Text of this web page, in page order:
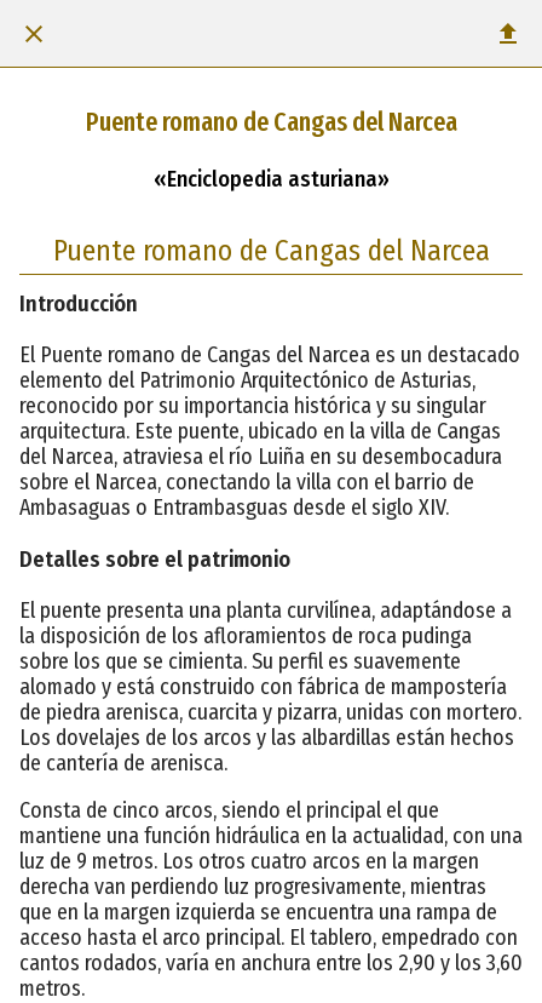
Puente romano de Cangas del Narcea
«Enciclopedia asturiana»
Puente romano de Cangas del Narcea
Introducción
El Puente romano de Cangas del Narcea es un destacado
elemento del Patrimonio Arquitectónico de Asturias,
reconocido por su importancia histórica y su singular
arquitectura. Este puente, ubicado en la villa de Cangas
del Narcea, atraviesa el río Luiña en su desembocadura
sobre el Narcea, conectando la villa con el barrio de
Ambasaguas o Entrambasguas desde el siglo XIV.
Detalles sobre el patrimonio
El puente presenta una planta curvilínea, adaptándose a
la disposición de los afloramientos de roca pudinga
sobre los que se cimienta. Su perfil es suavemente
alomado y está construido con fábrica de mampostería
de piedra arenisca, cuarcita y pizarra, unidas con mortero.
Los dovelajes de los arcos y las albardillas están hechos
de cantería de arenisca.
Consta de cinco arcos, siendo el principal el que
mantiene una función hidráulica en la actualidad, con una
luz de 9 metros. Los otros cuatro arcos en la margen
derecha van perdiendo luz progresivamente, mientras
que en la margen izquierda se encuentra una rampa de
acceso hasta el arco principal. El tablero, empedrado con
cantos rodados, varía en anchura entre los 2,90 y los 3,60
metros.